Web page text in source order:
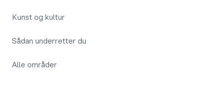
Kunst og kultur
Sådan underretter du
Alle områder